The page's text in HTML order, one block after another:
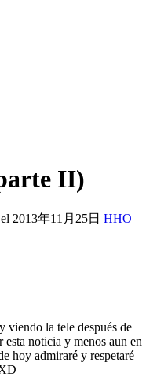
II)
el 2013年11月25日 HHO
viendo la tele después de
esta noticia y menos aun en
hoy admiraré y respetaré